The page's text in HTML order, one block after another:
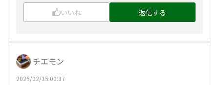
いいね 返信する
チエモン
2025/02/15 00:37